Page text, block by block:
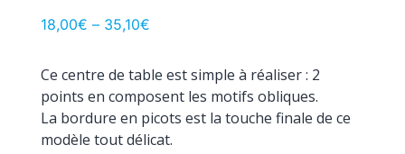
18,00€ – 35,10€
Ce centre de table est simple à réaliser : 2
points en composent les motifs obliques.
La bordure en picots est la touche finale de ce
modèle tout délicat.